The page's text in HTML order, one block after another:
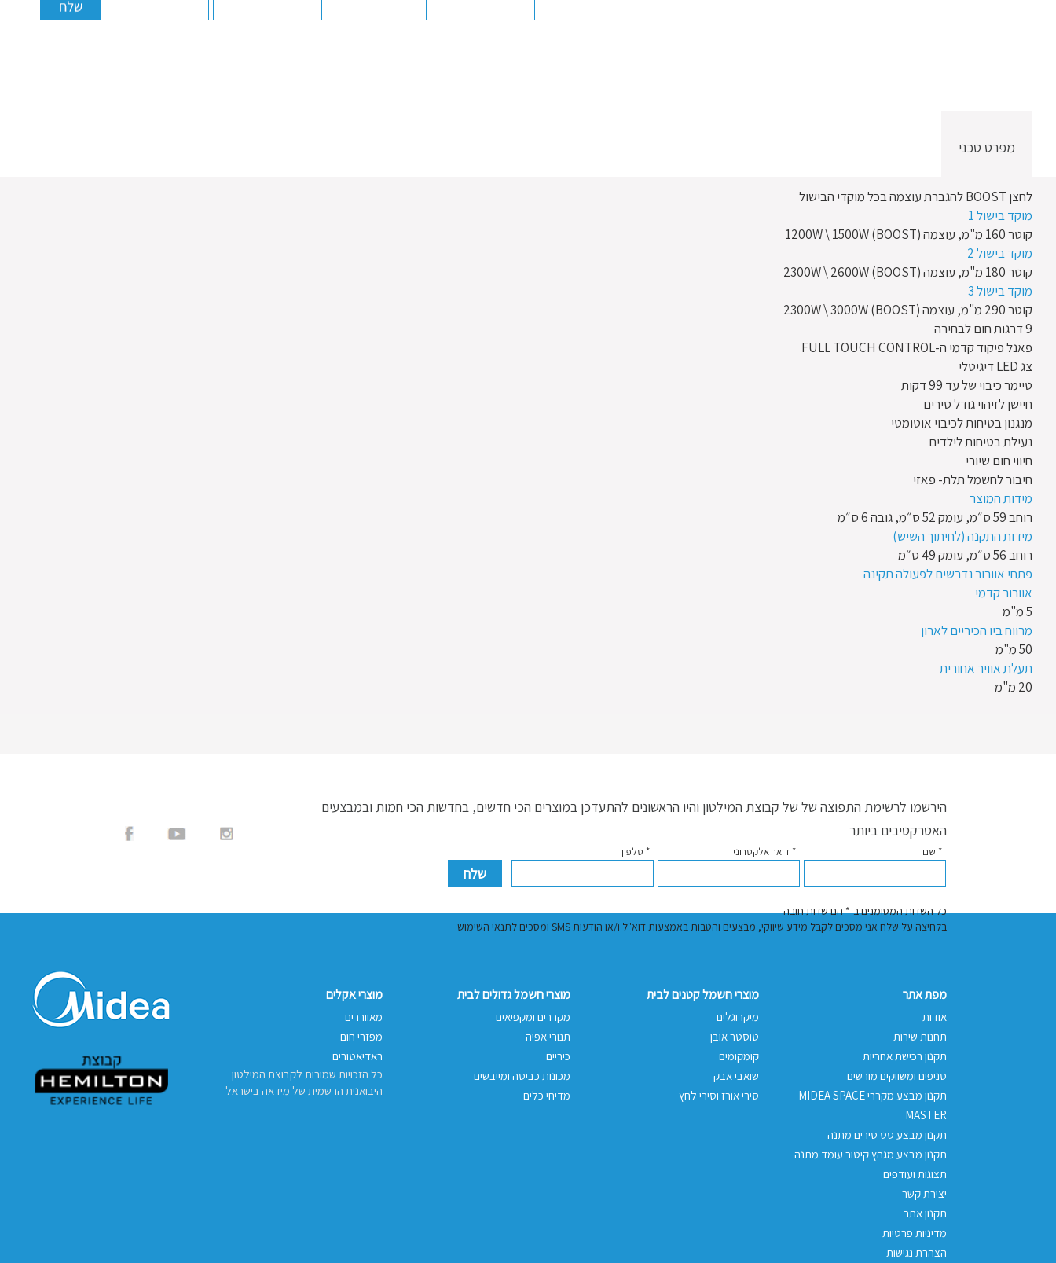
מפרט טכני
לחצן BOOST להגברת עוצמה בכל מוקדי הבישול
מוקד בישול 1
קוטר 160 מ"מ, עוצמה 1200W \ 1500W (BOOST)
מוקד בישול 2
קוטר 180 מ"מ, עוצמה 2300W \ 2600W (BOOST)
מוקד בישול 3
קוטר 290 מ"מ, עוצמה 2300W \ 3000W (BOOST)
9 דרגות חום לבחירה
פאנל פיקוד קדמי ה-FULL TOUCH CONTROL
צג LED דיגיטלי
טיימר כיבוי של עד 99 דקות
חיישן לזיהוי גודל סירים
מנגנון בטיחות לכיבוי אוטומטי
נעילת בטיחות לילדים
חיווי חום שיורי
חיבור לחשמל תלת- פאזי
מידות המוצר
רוחב 59 ס״מ, עומק 52 ס״מ, גובה 6 ס״מ
מידות התקנה (לחיתוך השיש)
רוחב 56 ס״מ, עומק 49 ס״מ
פתחי אוורור נדרשים לפעולה תקינה
אוורור קדמי
5 מ"מ
מרווח ביו הכיריים לארון
50 מ"מ
תעלת אוויר אחורית
20 מ"מ
הירשמו לרשימת התפוצה של של קבוצת המילטון והיו הראשונים להתעדכן במוצרים הכי חדשים, בחדשות הכי חמות ובמבצעים
האטרקטיבים ביותר
* שם * דואר אלקטרוני * טלפון
כל השדות המסומנים ב-* הם שדות חובה
בלחיצה על שלח אני מסכים לקבל מידע שיווקי, מבצעים והטבות באמצעות דוא"ל ו/או הודעות SMS ומסכים לתנאי השימוש
מפת אתר
אודות
תחנות שירות
תקנון רכישת אחריות
סניפים ומשווקים מורשים
תקנון מבצע מקררי MIDEA SPACE
MASTER
תקנון מבצע סט סירים מתנה
תקנון מבצע מגהץ קיטור עומד מתנה
תצוגות ועודפים
יצירת קשר
תקנון אתר
מדיניות פרטיות
הצהרת נגישות
מוצרי חשמל קטנים לבית
מיקרוגלים
טוסטר אובן
קומקומים
שואבי אבק
סירי אורז וסירי לחץ
מוצרי חשמל גדולים לבית
מקררים ומקפיאים
תנורי אפיה
כיריים
מכונות כביסה ומייבשים
מדיחי כלים
מוצרי אקלים
מאווררים
מפזרי חום
ראדיאטורים
כל הזכויות שמורות לקבוצת המילטון
היבואנית הרשמית של מידאה בישראל